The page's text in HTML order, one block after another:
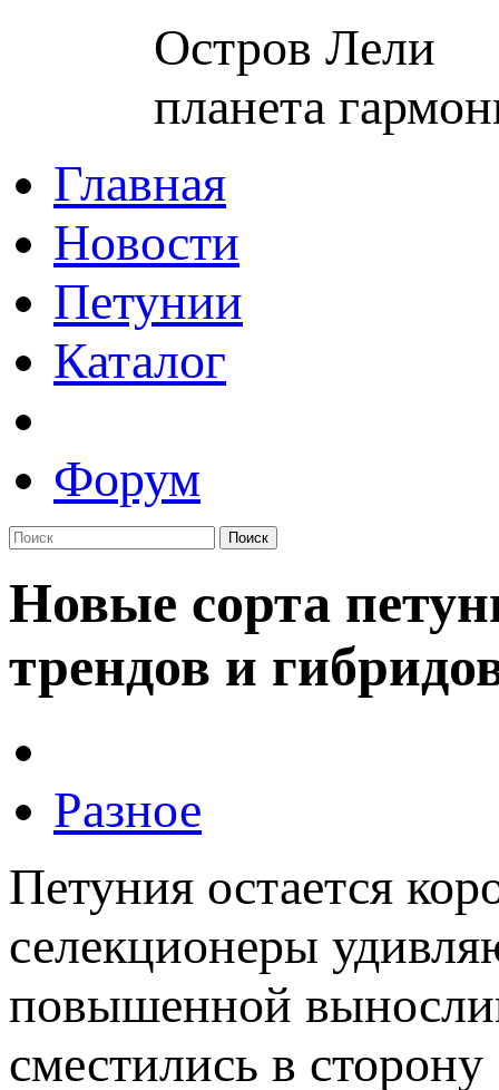
Остров Лели
планета
Главная
Новости
Петунии
Каталог
Форум
Поиск
Новые сорта
трендов и
Разное
Петуния остается
селекционеры
повышенной
сместились в